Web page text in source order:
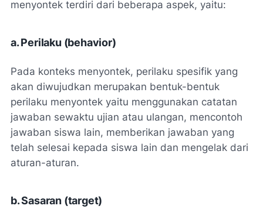
menyontek terdiri dari beberapa aspek, yaitu:
a. Perilaku (behavior)
Pada konteks menyontek, perilaku spesifik yang
akan diwujudkan merupakan bentuk-bentuk
perilaku menyontek yaitu menggunakan catatan
jawaban sewaktu ujian atau ulangan, mencontoh
jawaban siswa lain, memberikan jawaban yang
telah selesai kepada siswa lain dan mengelak dari
aturan-aturan.
b. Sasaran (target)